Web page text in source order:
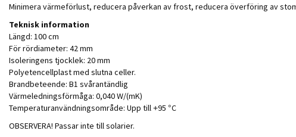
Minimera värmeförlust, reducera påverkan av frost, reducera överföring av
Teknisk information
Längd: 100 cm
För rördiameter: 42 mm
Isoleringens tjocklek: 20 mm
Polyetencellplast med slutna celler.
Brandbeteende: B1 svårantändlig
Värmeledningsförmåga: 0,040 W/(mK)
Temperaturanvändningsområde: Upp till +95 °C
OBSERVERA! Passar inte till solarier.